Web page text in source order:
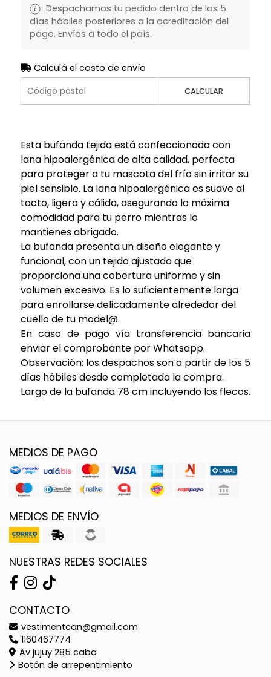
Despachamos tu pedido dentro de los 5
días hábiles posteriores a la acreditación del
pago. Envíos a todo el país.
Calculá el costo de envío
CALCULAR
Esta bufanda tejida está confeccionada con
lana hipoalergénica de alta calidad, perfecta
para proteger a tu mascota del frío sin irritar su
piel sensible. La lana hipoalergénica es suave al
tacto, ligera y cálida, asegurando la máxima
comodidad para tu perro mientras lo
mantienes abrigado.
La bufanda presenta un diseño elegante y
funcional, con un tejido ajustado que
proporciona una cobertura uniforme y sin
volumen excesivo. Es lo suficientemente larga
para enrollarse delicadamente alrededor del
cuello de tu model@.
En caso de pago vía transferencia bancaria
enviar el comprobante por Whatsapp.
Observación: los despachos son a partir de los 5
días hábiles desde completada la compra.
Largo de la bufanda 78 cm incluyendo los flecos.
MEDIOS DE PAGO
MEDIOS DE ENVÍO
NUESTRAS REDES SOCIALES
CONTACTO
vestimentcan@gmail.com
1160467774
Av jujuy 285 caba
Botón de arrepentimiento